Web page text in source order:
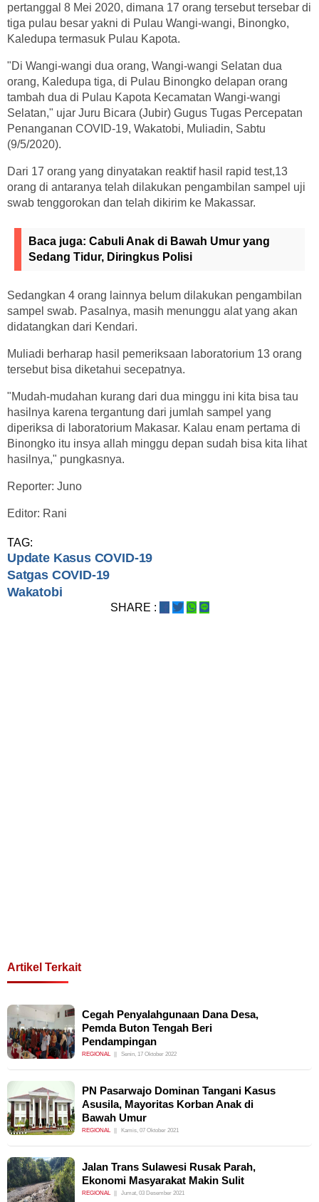
pertanggal 8 Mei 2020, dimana 17 orang tersebut tersebar di
tiga pulau besar yakni di Pulau Wangi-wangi, Binongko,
Kaledupa termasuk Pulau Kapota.
"Di Wangi-wangi dua orang, Wangi-wangi Selatan dua
orang, Kaledupa tiga, di Pulau Binongko delapan orang
tambah dua di Pulau Kapota Kecamatan Wangi-wangi
Selatan," ujar Juru Bicara (Jubir) Gugus Tugas Percepatan
Penanganan COVID-19, Wakatobi, Muliadin, Sabtu
(9/5/2020).
Dari 17 orang yang dinyatakan reaktif hasil rapid test,13
orang di antaranya telah dilakukan pengambilan sampel uji
swab tenggorokan dan telah dikirim ke Makassar.
Baca juga: Cabuli Anak di Bawah Umur yang
Sedang Tidur, Diringkus Polisi
Sedangkan 4 orang lainnya belum dilakukan pengambilan
sampel swab. Pasalnya, masih menunggu alat yang akan
didatangkan dari Kendari.
Muliadi berharap hasil pemeriksaan laboratorium 13 orang
tersebut bisa diketahui secepatnya.
"Mudah-mudahan kurang dari dua minggu ini kita bisa tau
hasilnya karena tergantung dari jumlah sampel yang
diperiksa di laboratorium Makasar. Kalau enam pertama di
Binongko itu insya allah minggu depan sudah bisa kita lihat
hasilnya," pungkasnya.
Reporter: Juno
Editor: Rani
TAG:
Update Kasus COVID-19
Satgas COVID-19
Wakatobi
SHARE :
Artikel Terkait
Cegah Penyalahgunaan Dana Desa,
Pemda Buton Tengah Beri
Pendampingan
REGIONAL Senin, 17 Oktober 2022
PN Pasarwajo Dominan Tangani Kasus
Asusila, Mayoritas Korban Anak di
Bawah Umur
REGIONAL Kamis, 07 Oktober 2021
Jalan Trans Sulawesi Rusak Parah,
Ekonomi Masyarakat Makin Sulit
REGIONAL Jumat, 03 Desember 2021